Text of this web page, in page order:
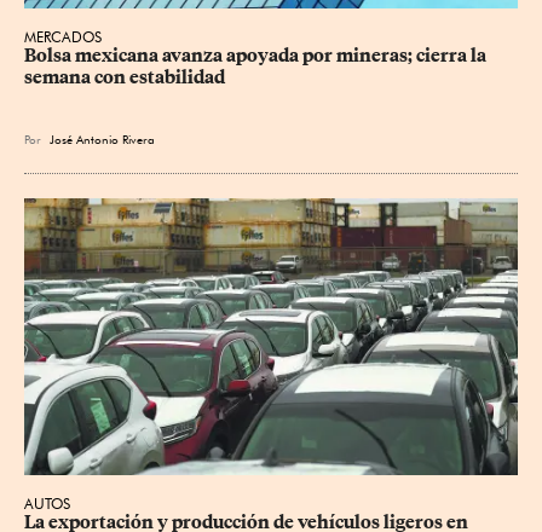
MERCADOS
Bolsa mexicana avanza apoyada por mineras; cierra la
semana con estabilidad
Por José Antonio Rivera
AUTOS
La exportación y producción de vehículos ligeros en